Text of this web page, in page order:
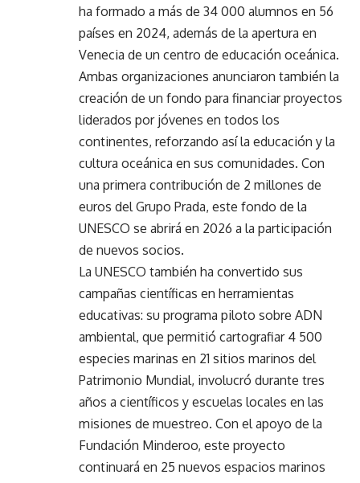
ha formado a más de 34 000 alumnos en 56
países en 2024, además de la apertura en
Venecia de un centro de educación oceánica.
Ambas organizaciones anunciaron también la
creación de un fondo para financiar proyectos
liderados por jóvenes en todos los
continentes, reforzando así la educación y la
cultura oceánica en sus comunidades. Con
una primera contribución de 2 millones de
euros del Grupo Prada, este fondo de la
UNESCO se abrirá en 2026 a la participación
de nuevos socios.
La UNESCO también ha convertido sus
campañas científicas en herramientas
educativas: su programa piloto sobre ADN
ambiental, que permitió cartografiar 4 500
especies marinas en 21 sitios marinos del
Patrimonio Mundial, involucró durante tres
años a científicos y escuelas locales en las
misiones de muestreo. Con el apoyo de la
Fundación Minderoo, este proyecto
continuará en 25 nuevos espacios marinos